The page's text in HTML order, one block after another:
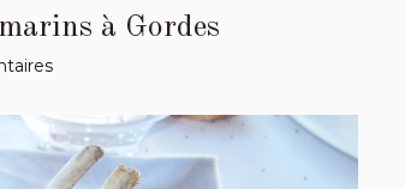
à Gordes